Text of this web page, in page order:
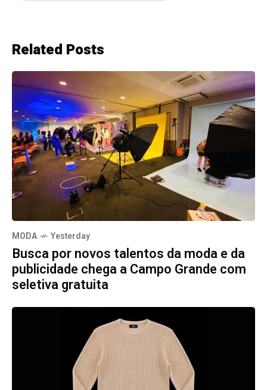
Related Posts
MODA Yesterday
Busca por novos talentos da moda e da
publicidade chega a Campo Grande com
seletiva gratuita